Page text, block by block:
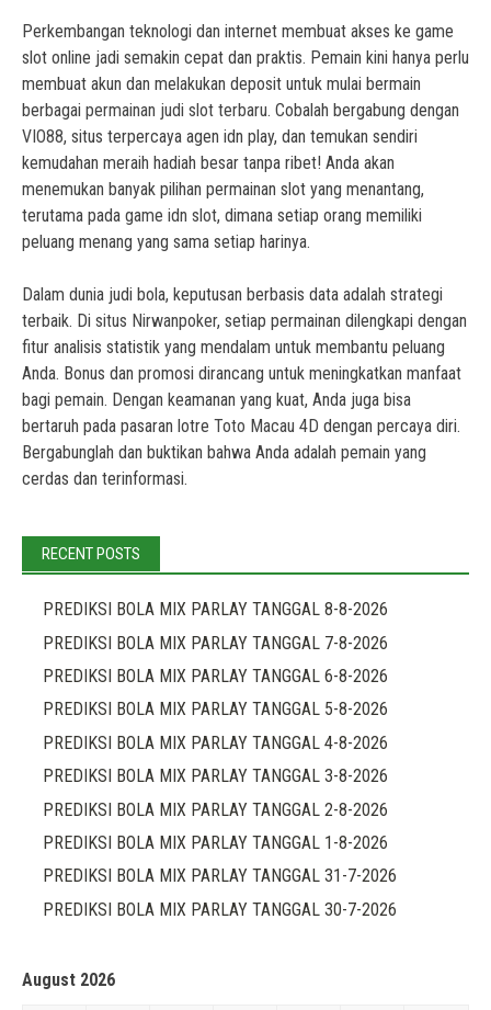
Perkembangan teknologi dan internet membuat akses ke game
slot online jadi semakin cepat dan praktis. Pemain kini hanya perlu
membuat akun dan melakukan deposit untuk mulai bermain
berbagai permainan judi slot terbaru. Cobalah bergabung dengan
VIO88, situs terpercaya agen idn play, dan temukan sendiri
kemudahan meraih hadiah besar tanpa ribet! Anda akan
menemukan banyak pilihan permainan slot yang menantang,
terutama pada game idn slot, dimana setiap orang memiliki
peluang menang yang sama setiap harinya.
Dalam dunia judi bola, keputusan berbasis data adalah strategi
terbaik. Di situs Nirwanpoker, setiap permainan dilengkapi dengan
fitur analisis statistik yang mendalam untuk membantu peluang
Anda. Bonus dan promosi dirancang untuk meningkatkan manfaat
bagi pemain. Dengan keamanan yang kuat, Anda juga bisa
bertaruh pada pasaran lotre Toto Macau 4D dengan percaya diri.
Bergabunglah dan buktikan bahwa Anda adalah pemain yang
cerdas dan terinformasi.
RECENT POSTS
PREDIKSI BOLA MIX PARLAY TANGGAL 8-8-2026
PREDIKSI BOLA MIX PARLAY TANGGAL 7-8-2026
PREDIKSI BOLA MIX PARLAY TANGGAL 6-8-2026
PREDIKSI BOLA MIX PARLAY TANGGAL 5-8-2026
PREDIKSI BOLA MIX PARLAY TANGGAL 4-8-2026
PREDIKSI BOLA MIX PARLAY TANGGAL 3-8-2026
PREDIKSI BOLA MIX PARLAY TANGGAL 2-8-2026
PREDIKSI BOLA MIX PARLAY TANGGAL 1-8-2026
PREDIKSI BOLA MIX PARLAY TANGGAL 31-7-2026
PREDIKSI BOLA MIX PARLAY TANGGAL 30-7-2026
August 2026